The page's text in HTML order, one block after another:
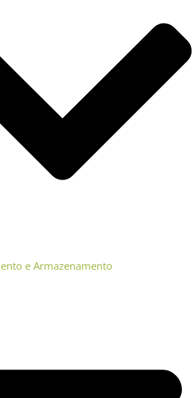
e Armazenamento